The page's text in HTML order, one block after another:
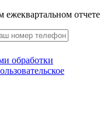
отчете
обработки